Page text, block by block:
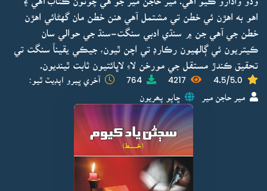
اهو به اهڙن ئي خطن تي مشتمل آهي هنن خطن مان گهڻائي اهڙن
خطن جي آهي جن ۾ سنڌي ادبي سنگت-سنڌ جي حوالي سان
ڪيتريون ئي ڳالهيون رڪارڊ تي اچن ٿيون، جيڪي يقيناً سنگت تي
تحقيق ڪندڙ مستقل جي مورخن لاءِ لاڀائتيون ثابت ٿينديون.
4.5/5.0
4217
764 آخري ڀيرو اپڊيٽ ٿيو:
مير حاجن مير ڇاپو پھريون